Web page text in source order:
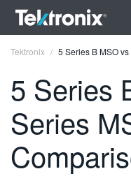
ENGLISH
FRANÇAIS
Tektronix 5 Series B MSO
5 Series
Series